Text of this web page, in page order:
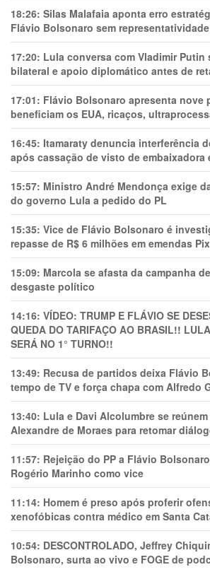
18:26: Silas Malafaia aponta erro
Flávio Bolsonaro sem
17:20: Lula conversa com Vladimir Putin
bilateral e apoio diplomático antes de
17:01: Flávio Bolsonaro apresenta nove
beneficiam os EUA, ricaços,
16:45: Itamaraty denuncia interferência
após cassação de visto de embaixadora
15:57: Ministro André Mendonça exige
do governo Lula a pedido do PL
15:35: Vice de Flávio Bolsonaro é
repasse de R$ 6 milhões em emendas Pix
15:09: Marcola se afasta da campanha
desgaste político
14:16: VÍDEO: TRUMP E FLÁVIO SE
QUEDA DO TARIFAÇO AO BRASIL!!
SERÁ NO 1° TURNO!!
13:49: Recusa de partidos deixa Flávio
tempo de TV e força chapa com Alfredo
13:40: Lula e Davi Alcolumbre se
Alexandre de Moraes para retomar
11:57: Rejeição do PP a Flávio
Rogério Marinho como vice
11:14: Homem é preso após proferir
xenofóbicas contra médico em Santa
10:54: DESCONTROLADO, Jeffrey
Bolsonaro, surta ao vivo e FOGE de